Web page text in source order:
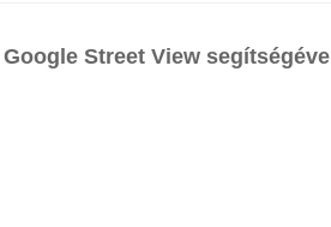
Street View segítségével